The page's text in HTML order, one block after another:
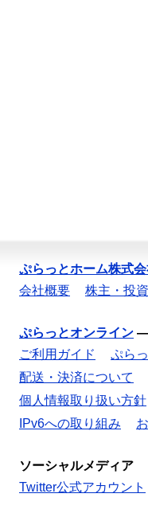
ぷらっとホーム株式
会社概要
株主・投
ぷらっとオンライン
ご利用ガイド
ぷら
配送・決済について
個人情報取り扱い方針
IPv6への取り組み
ソーシャルメディア
Twitter公式アカウント